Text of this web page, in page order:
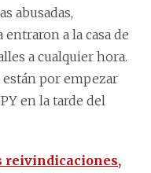
abusadas,
a la casa de
a cualquier hora.
por empezar
en la tarde del
reivindicaciones,